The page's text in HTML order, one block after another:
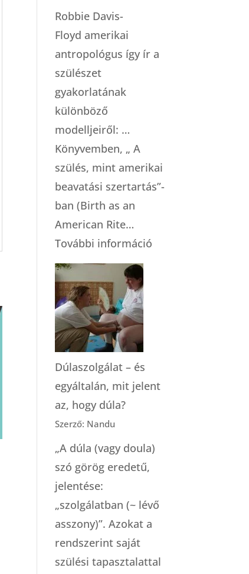
Robbie Davis-
Floyd amerikai
antropológus így ír a
szülészet
gyakorlatának
különböző
modelljeiről: …
Könyvemben, „ A
szülés, mint amerikai
beavatási szertartás”-
ban (Birth as an
American Rite…
További információ
Dúlaszolgálat – és
egyáltalán, mit jelent
az, hogy dúla?
Szerző: Nandu
„A dúla (vagy doula)
szó görög eredetű,
jelentése:
„szolgálatban (~ lévő
asszony)”. Azokat a
rendszerint saját
szülési tapasztalattal